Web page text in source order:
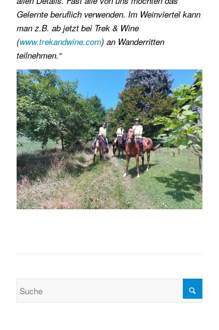
Gelernte beruflich verwenden. Im Weinviertel kann
man z.B. ab jetzt bei Trek & Wine
(www.trekandwine.com) an Wanderritten
teilnehmen.“